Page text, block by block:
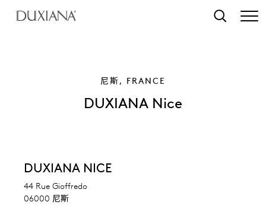
搜索
尼斯, FRANCE
DUXIANA Nice
DUXIANA NICE
44 Rue Gioffredo
06000 尼斯